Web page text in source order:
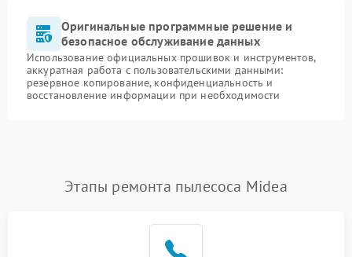
Оригинальные программные решение и
безопасное обслуживание данных
Использование официальных прошивок и инструментов,
аккуратная работа с пользовательскими данными:
резервное копирование, конфиденциальность и
восстановление информации при необходимости
Этапы ремонта пылесоса Midea